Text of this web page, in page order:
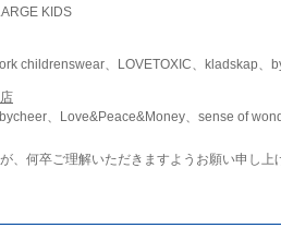
KIDS
childrenswear、LOVETOXIC、kladskap、
、Love&Peace&Money、sense of
、何卒ご理解いただきますようお願い申し上